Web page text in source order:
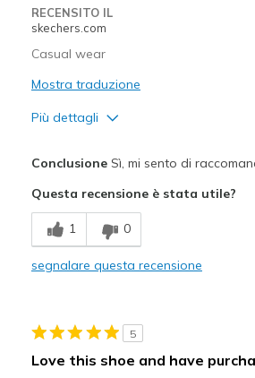
RECENSITO IL
skechers.com
Casual wear
Mostra traduzione
Più dettagli
Difetti
Need Break In
Feels true to width
Sizing
Feels true to size
ConclusioneSì, mi sento di
Questa recensione è stata utile?
1 0
segnalare questa recensione
5
Love this shoe and have